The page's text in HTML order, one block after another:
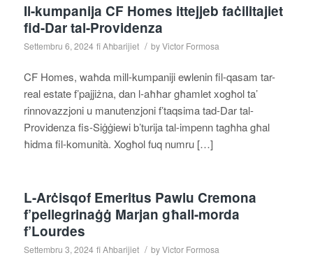
Il-kumpanija CF Homes ittejjeb faċilitajiet
fid-Dar tal-Providenza
Settembru 6, 2024 fiAħbarijiet / byVictor Formosa
CF Homes, waħda mill-kumpaniji ewlenin fil-qasam tar-
real estate f’pajjiżna, dan l-aħħar għamlet xogħol ta’
rinnovazzjoni u manutenzjoni f’taqsima tad-Dar tal-
Providenza fis-Siġġiewi b’turija tal-impenn tagħha għal
ħidma fil-komunità. Xogħol fuq numru […]
L-Arċisqof Emeritus Pawlu Cremona
f’pellegrinaġġ Marjan għall-morda
f’Lourdes
Settembru 3, 2024 fiAħbarijiet / byVictor Formosa